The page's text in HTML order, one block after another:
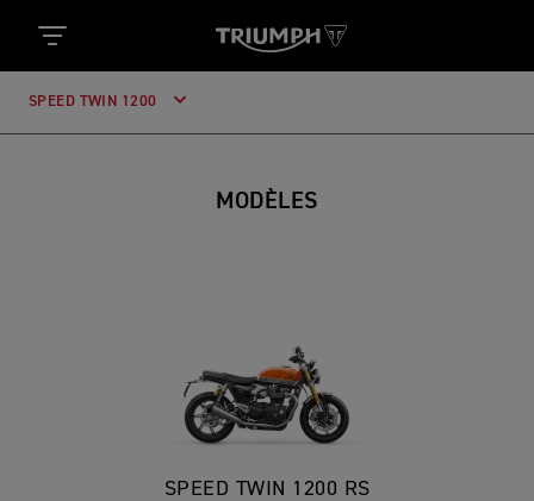
SPEED TWIN 1200
MODÈLES
SPEED TWIN 1200 RS